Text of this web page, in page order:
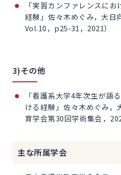
「実習カンファレンスに
経験」佐々木めぐみ，大日
Vol.10，p25-31，2021）
3)その他
「看護系大学4年次生が語
ける経験」佐々木めぐみ，
育学会第30回学術集会，
主な所属学会